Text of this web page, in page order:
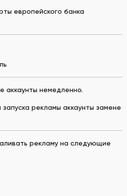
европейского банка
аккаунты немедленно.
рекламы аккаунты замене
рекламу на следующие